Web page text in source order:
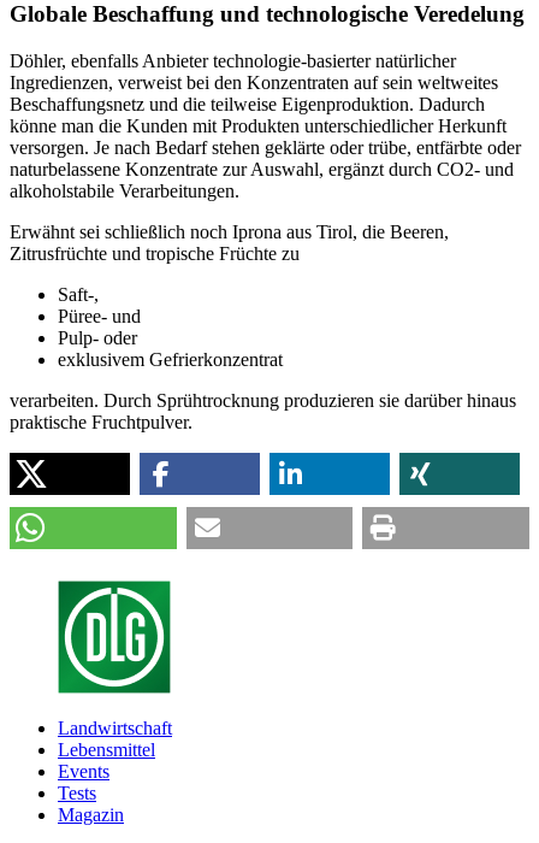
Globale Beschaffung und technologische Veredelung
Döhler, ebenfalls Anbieter technologie-basierter natürlicher
Ingredienzen, verweist bei den Konzentraten auf sein weltweites
Beschaffungsnetz und die teilweise Eigenproduktion. Dadurch
könne man die Kunden mit Produkten unterschiedlicher Herkunft
versorgen. Je nach Bedarf stehen geklärte oder trübe, entfärbte oder
naturbelassene Konzentrate zur Auswahl, ergänzt durch CO2- und
alkoholstabile Verarbeitungen.
Erwähnt sei schließlich noch Iprona aus Tirol, die Beeren,
Zitrusfrüchte und tropische Früchte zu
Saft-,
Püree- und
Pulp- oder
exklusivem Gefrierkonzentrat
verarbeiten. Durch Sprühtrocknung produzieren sie darüber hinaus
praktische Fruchtpulver.
Landwirtschaft
Lebensmittel
Events
Tests
Magazin